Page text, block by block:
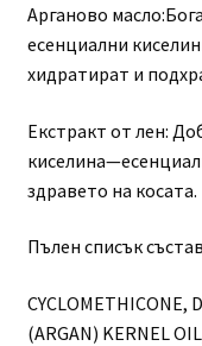
Арганово
есенциални
хидратират и
Екстракт от лен:
здравето на косата.
Пълен списък
CYCLOMETHICONE,
(ARGAN) KERNEL